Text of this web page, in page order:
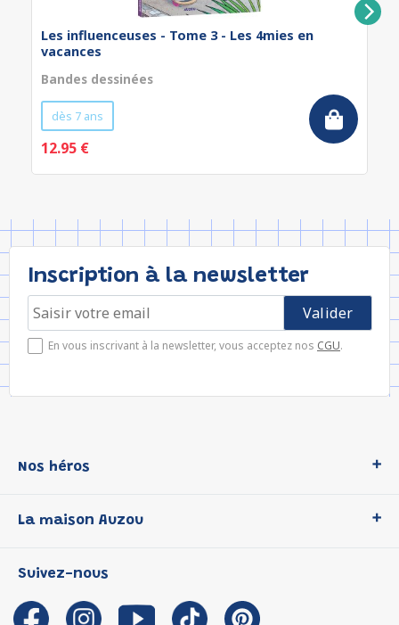
Les influenceuses - Tome 3 - Les 4mies en
vacances
Bandes dessinées
dès 7 ans
12.95 €
Inscription à la newsletter
En vous inscrivant à la newsletter, vous acceptez nos CGU.
Nos héros
P'tit Loup
Les Influenceuses
Migali
La maison Auzou
Notre histoire
Auzou s'engage
Suivez-nous